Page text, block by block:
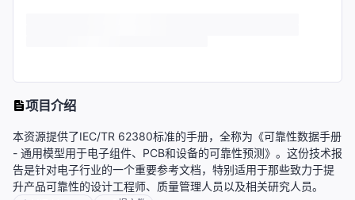
项目介绍
本资源提供了IEC/TR 62380标准的手册，全称为《可靠性数据手册
- 通用模型用于电子组件、PCB和设备的可靠性预测》。这份技术报
告是针对电子行业的一个重要参考文档，特别适用于那些致力于提
升产品可靠性的设计工程师、质量管理人员以及相关研究人员。